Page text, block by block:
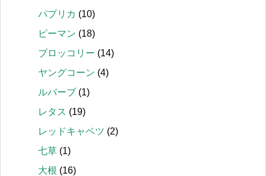
パプリカ (10)
ピーマン (18)
ブロッコリー (14)
ヤングコーン (4)
ルバーブ (1)
レタス (19)
レッドキャベツ (2)
七草 (1)
大根 (16)